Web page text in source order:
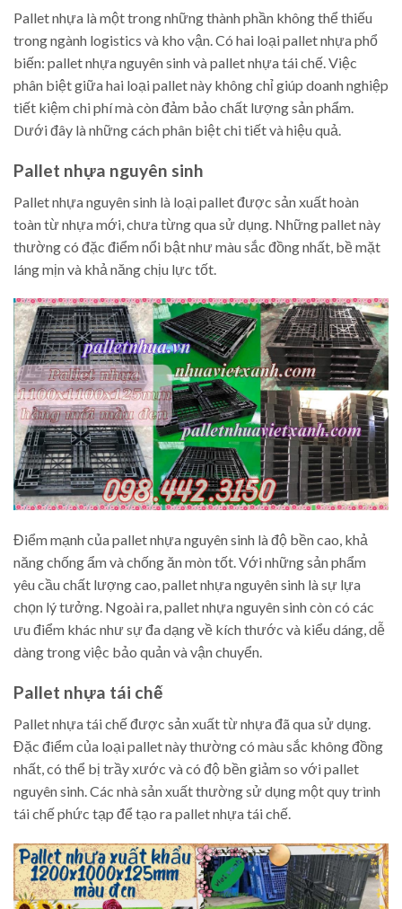
Pallet nhựa là một trong những thành phần không thể thiếu
trong ngành logistics và kho vận. Có hai loại pallet nhựa phổ
biến: pallet nhựa nguyên sinh và pallet nhựa tái chế. Việc
phân biệt giữa hai loại pallet này không chỉ giúp doanh nghiệp
tiết kiệm chi phí mà còn đảm bảo chất lượng sản phẩm.
Dưới đây là những cách phân biệt chi tiết và hiệu quả.
Pallet nhựa nguyên sinh
Pallet nhựa nguyên sinh là loại pallet được sản xuất hoàn
toàn từ nhựa mới, chưa từng qua sử dụng. Những pallet này
thường có đặc điểm nổi bật như màu sắc đồng nhất, bề mặt
láng mịn và khả năng chịu lực tốt.
Điểm mạnh của pallet nhựa nguyên sinh là độ bền cao, khả
năng chống ẩm và chống ăn mòn tốt. Với những sản phẩm
yêu cầu chất lượng cao, pallet nhựa nguyên sinh là sự lựa
chọn lý tưởng. Ngoài ra, pallet nhựa nguyên sinh còn có các
ưu điểm khác như sự đa dạng về kích thước và kiểu dáng, dễ
dàng trong việc bảo quản và vận chuyển.
Pallet nhựa tái chế
Pallet nhựa tái chế được sản xuất từ nhựa đã qua sử dụng.
Đặc điểm của loại pallet này thường có màu sắc không đồng
nhất, có thể bị trầy xước và có độ bền giảm so với pallet
nguyên sinh. Các nhà sản xuất thường sử dụng một quy trình
tái chế phức tạp để tạo ra pallet nhựa tái chế.